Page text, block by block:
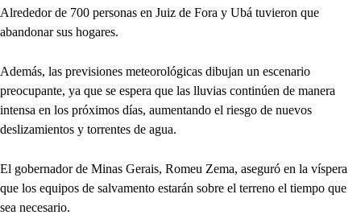
Alrededor de 700 personas en Juiz de Fora y Ubá tuvieron que
abandonar sus hogares.
Además, las previsiones meteorológicas dibujan un escenario
preocupante, ya que se espera que las lluvias continúen de manera
intensa en los próximos días, aumentando el riesgo de nuevos
deslizamientos y torrentes de agua.
El gobernador de Minas Gerais, Romeu Zema, aseguró en la víspera
que los equipos de salvamento estarán sobre el terreno el tiempo que
sea necesario.